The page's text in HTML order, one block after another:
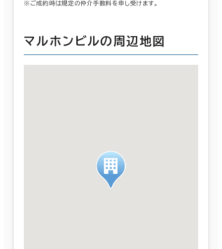
※ご成約時は規定の仲介手数料を申し受けます。
マルホンビルの周辺地図